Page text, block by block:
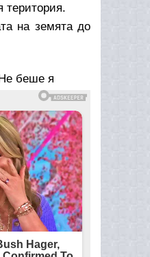
територия.
на земята до
беше я